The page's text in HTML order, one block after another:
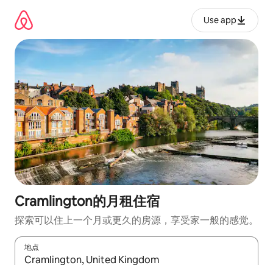
Use app
Cramlington的月租住宿
探索可以住上一个月或更久的房源，享受家一般的感觉。
地点
如有搜索结果，请使用上下方向键查看，或通过点击或滑动手势